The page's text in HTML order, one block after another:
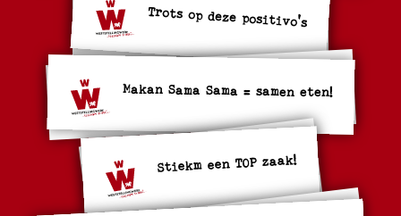
Trots op deze positivo's
Makan Sama Sama = samen eten!
Stiekm een TOP zaak!